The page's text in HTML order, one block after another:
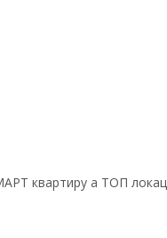
квартиру а ТОП